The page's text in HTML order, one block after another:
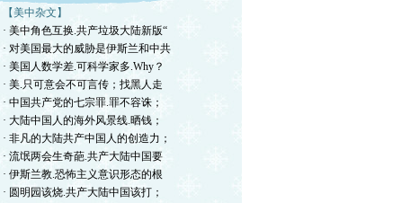
【美中杂文】
· 美中角色互换.共产垃圾大陆新版“
· 对美国最大的威胁是伊斯兰和中共
· 美国人数学差.可科学家多.Why？
· 美.只可意会不可言传；找黑人走
· 中国共产党的七宗罪.罪不容诛；
· 大陆中国人的海外风景线.晒钱；
· 非凡的大陆共产中国人的创造力；
· 流氓两会生奇葩.共产大陆中国要
· 伊斯兰教.恐怖主义意识形态的根
· 圆明园该烧.共产大陆中国该打；